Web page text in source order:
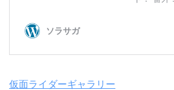
仮面ライダーギャラリー